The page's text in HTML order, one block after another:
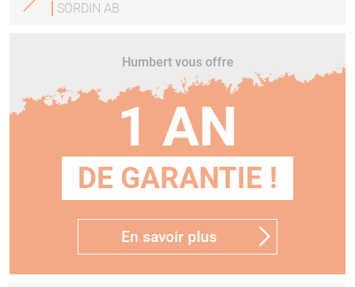
SORDIN AB
Humbert vous offre
1 AN
DE GARANTIE !
En savoir plus